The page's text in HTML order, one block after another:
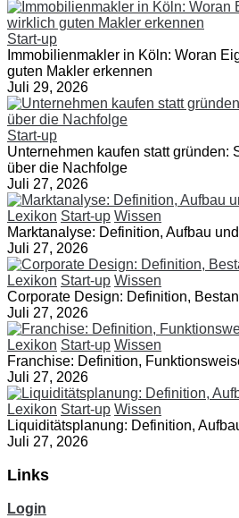
Start-up
Immobilienmakler in Köln: Woran
guten Makler erkennen
Juli 29, 2026
Start-up
Unternehmen kaufen statt gründen:
über die Nachfolge
Juli 27, 2026
Lexikon Start-up Wissen
Marktanalyse: Definition, Aufbau
Juli 27, 2026
Lexikon Start-up Wissen
Corporate Design: Definition,
Juli 27, 2026
Lexikon Start-up Wissen
Franchise: Definition,
Juli 27, 2026
Lexikon Start-up Wissen
Liquiditätsplanung: Definition,
Juli 27, 2026
Links
Login